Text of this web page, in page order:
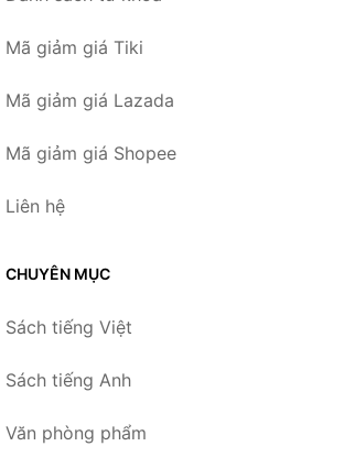
Mã giảm giá Tiki
Mã giảm giá Lazada
Mã giảm giá Shopee
Liên hệ
CHUYÊN MỤC
Sách tiếng Việt
Sách tiếng Anh
Văn phòng phẩm